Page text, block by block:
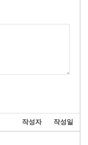
작성자 작성일